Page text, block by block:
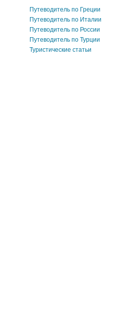
Путеводитель по Греции
Путеводитель по Италии
Путеводитель по России
Путеводитель по Турции
Туристические статьи